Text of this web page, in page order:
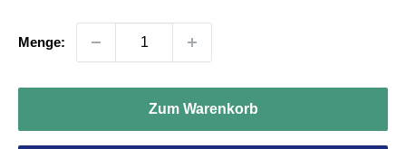
Menge:
Zum Warenkorb